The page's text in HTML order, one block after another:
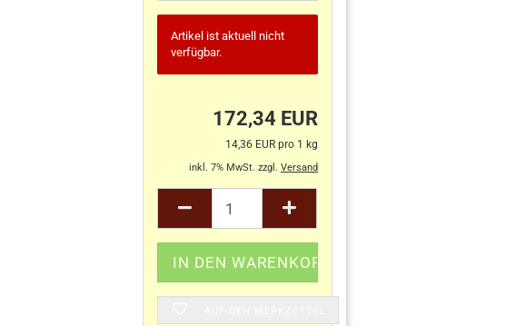
Artikel ist aktuell nicht
verfügbar.
172,34 EUR
14,36 EUR pro 1 kg
inkl. 7% MwSt. zzgl. Versand